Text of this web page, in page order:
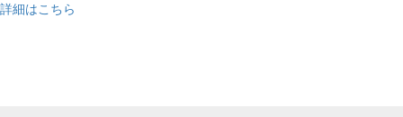
詳細はこちら